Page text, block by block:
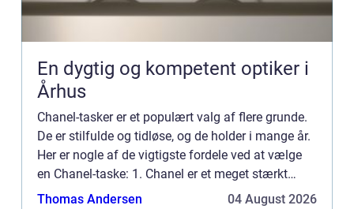
En dygtig og kompetent optiker i
Århus
Chanel-tasker er et populært valg af flere grunde.
De er stilfulde og tidløse, og de holder i mange år.
Her er nogle af de vigtigste fordele ved at vælge
en Chanel-taske: 1. Chanel er et meget stærkt
mærke. Deres tasker er lavet med materialer og
Thomas Andersen 04 August 2026